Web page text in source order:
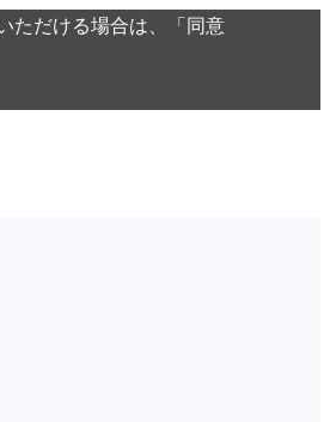
ただける場合は、「同意